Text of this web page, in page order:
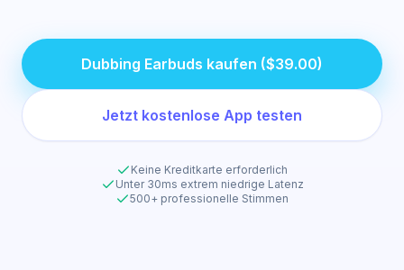
Dubbing Earbuds kaufen ($39.00)
Jetzt kostenlose App testen
Keine Kreditkarte erforderlich
Unter 30ms extrem niedrige Latenz
500+ professionelle Stimmen